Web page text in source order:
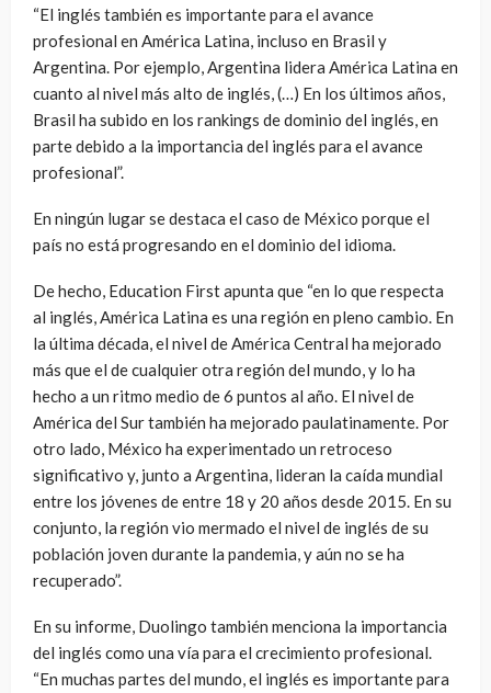
“El inglés también es importante para el avance
profesional en América Latina, incluso en Brasil y
Argentina. Por ejemplo, Argentina lidera América Latina en
cuanto al nivel más alto de inglés, (…) En los últimos años,
Brasil ha subido en los rankings de dominio del inglés, en
parte debido a la importancia del inglés para el avance
profesional”.
En ningún lugar se destaca el caso de México porque el
país no está progresando en el dominio del idioma.
De hecho, Education First apunta que “en lo que respecta
al inglés, América Latina es una región en pleno cambio. En
la última década, el nivel de América Central ha mejorado
más que el de cualquier otra región del mundo, y lo ha
hecho a un ritmo medio de 6 puntos al año. El nivel de
América del Sur también ha mejorado paulatinamente. Por
otro lado, México ha experimentado un retroceso
significativo y, junto a Argentina, lideran la caída mundial
entre los jóvenes de entre 18 y 20 años desde 2015. En su
conjunto, la región vio mermado el nivel de inglés de su
población joven durante la pandemia, y aún no se ha
recuperado”.
En su informe, Duolingo también menciona la importancia
del inglés como una vía para el crecimiento profesional.
“En muchas partes del mundo, el inglés es importante para